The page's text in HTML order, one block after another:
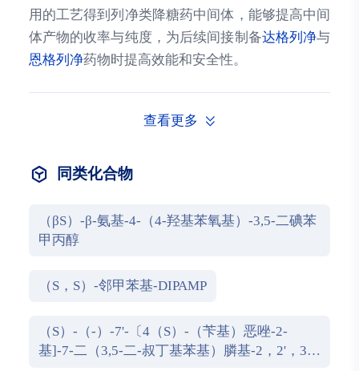
用的工艺得到列净类降糖药中间体，能够提高中间
体产物的收率与纯度，为后续间接制备达格列净与
恩格列净药物时提高效能和安全性。
查看更多
同类化合物
（βS）-β-氨基-4-（4-羟基苯氧基）-3,5-二碘苯
甲丙醇
（S，S）-邻甲苯基-DIPAMP
（S）-（-）-7'-〔4（S）-（苄基）恶唑-2-
基]-7-二（3,5-二-叔丁基苯基）膦基-2，2'，3，